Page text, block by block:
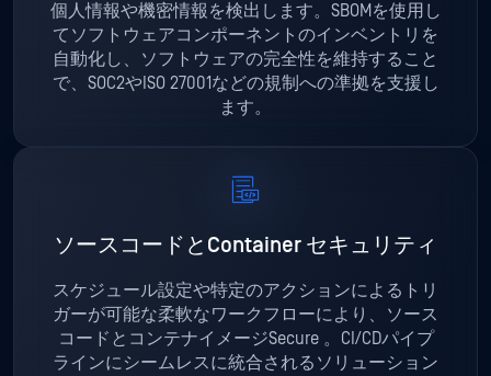
個人情報や機密情報を検出します。SBOMを使用し
てソフトウェアコンポーネントのインベントリを
自動化し、ソフトウェアの完全性を維持すること
で、SOC2やISO 27001などの規制への準拠を支援し
ます。
ソースコードとContainer セキュリティ
スケジュール設定や特定のアクションによるトリ
ガーが可能な柔軟なワークフローにより、ソース
コードとコンテナイメージSecure 。CI/CDパイプ
ラインにシームレスに統合されるソリューション